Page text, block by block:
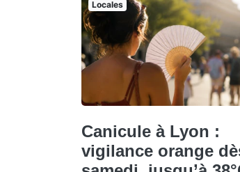
Locales
Canicule à Lyon :
vigilance orange